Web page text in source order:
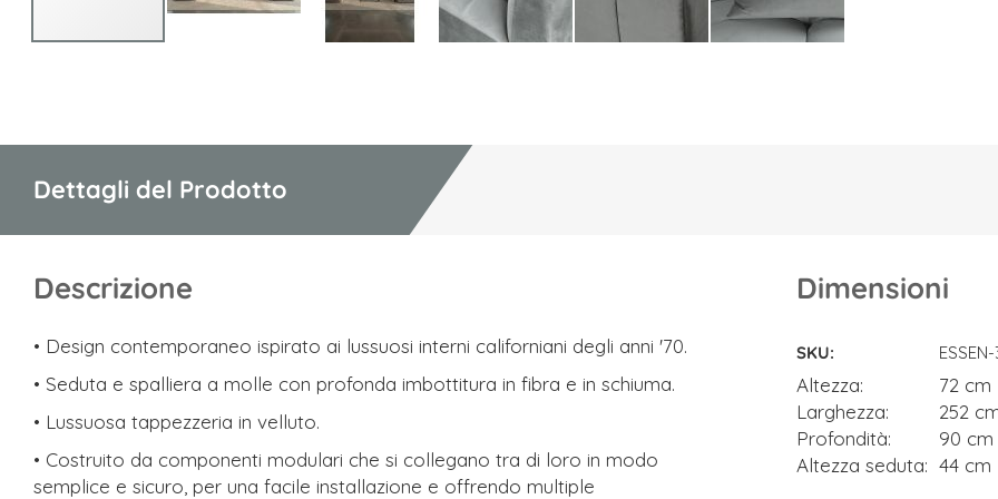
galleria
immagini
Dettagli del Prodotto
Descrizione
• Design contemporaneo ispirato ai lussuosi interni californiani degli anni '70.
• Seduta e spalliera a molle con profonda imbottitura in fibra e in schiuma.
• Lussuosa tappezzeria in velluto.
• Costruito da componenti modulari che si collegano tra di loro in modo
semplice e sicuro, per una facile installazione e offrendo multiple
Dimensioni
Dimensioni
SKU
Altezza
72 cm
Larghezza
252
Profondità
90 cm
Altezza seduta
44 cm